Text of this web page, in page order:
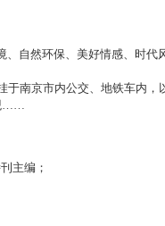
自然环保、美好情感、时代
南京市内公交、地铁车内，
……
主编；